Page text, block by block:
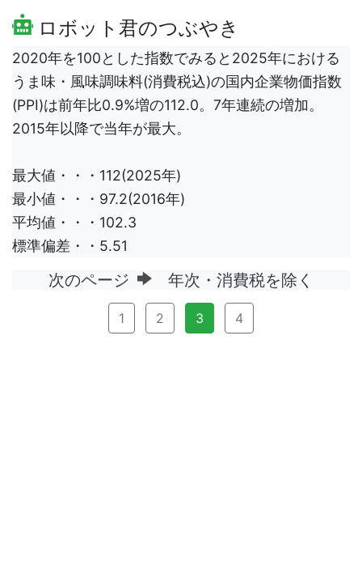
ロボット君のつぶやき
2020年を100とした指数でみると2025年における
うま味・風味調味料(消費税込)の国内企業物価指数
(PPI)は前年比0.9%増の112.0。7年連続の増加。
2015年以降で当年が最大。
最大値・・・112(2025年)
最小値・・・97.2(2016年)
平均値・・・102.3
標準偏差・・5.51
次のページ 年次・消費税を除く
1 2 3 4